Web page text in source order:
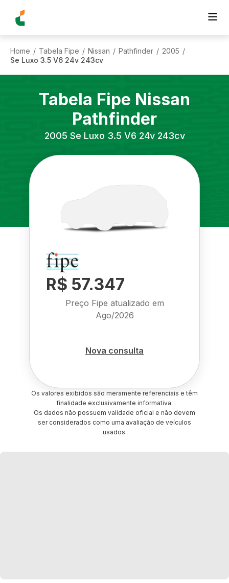
Home / Tabela Fipe / Nissan / Pathfinder / 2005 /
Se Luxo 3.5 V6 24v 243cv
Tabela Fipe Nissan
Pathfinder
2005 Se Luxo 3.5 V6 24v 243cv
R$ 57.347
Preço Fipe atualizado em
Ago/2026
Nova consulta
Os valores exibidos são meramente referenciais e têm
finalidade exclusivamente informativa.
Os dados não possuem validade oficial e não devem
ser considerados como uma avaliação de veículos
usados.